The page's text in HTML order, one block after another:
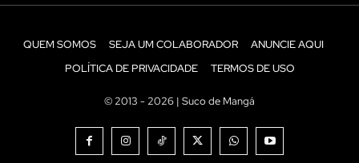
QUEM SOMOS SEJA UM COLABORADOR
ANUNCIE AQUI
POLÍTICA DE PRIVACIDADE
TERMOS DE USO
© 2013 - 2026 | Suco de Mangá